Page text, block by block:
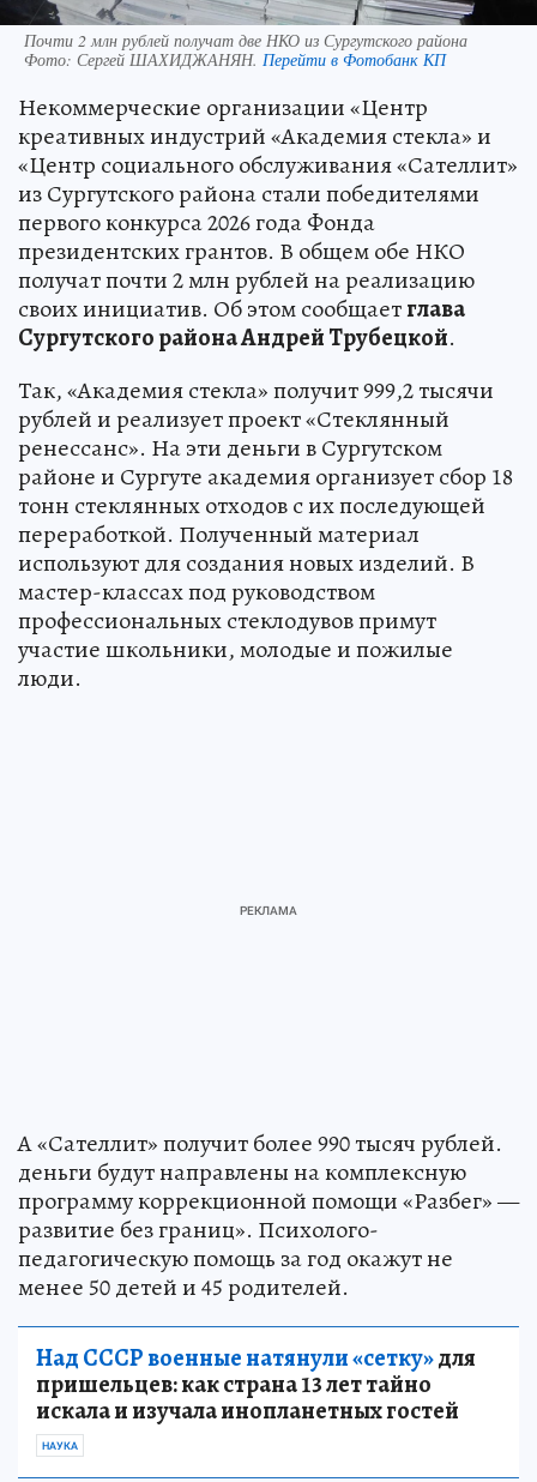
Почти 2 млн рублей получат две НКО из Сургутского района
Фото: Сергей ШАХИДЖАНЯН. Перейти в Фотобанк КП
Некоммерческие организации «Центр
креативных индустрий «Академия стекла» и
«Центр социального обслуживания «Сателлит»
из Сургутского района стали победителями
первого конкурса 2026 года Фонда
президентских грантов. В общем обе НКО
получат почти 2 млн рублей на реализацию
своих инициатив. Об этом сообщаетглава
Сургутского района Андрей Трубецкой.
Так, «Академия стекла» получит 999,2 тысячи
рублей и реализует проект «Стеклянный
ренессанс». На эти деньги в Сургутском
районе и Сургуте академия организует сбор 18
тонн стеклянных отходов с их последующей
переработкой. Полученный материал
используют для создания новых изделий. В
мастер-классах под руководством
профессиональных стеклодувов примут
участие школьники, молодые и пожилые
люди.
А «Сателлит» получит более 990 тысяч рублей.
деньги будут направлены на комплексную
программу коррекционной помощи «Разбег» —
развитие без границ». Психолого-
педагогическую помощь за год окажут не
менее 50 детей и 45 родителей.
Над СССР военные натянули «сетку»для
пришельцев: как страна 13 лет тайно
искала и изучала инопланетных гостей
НАУКА